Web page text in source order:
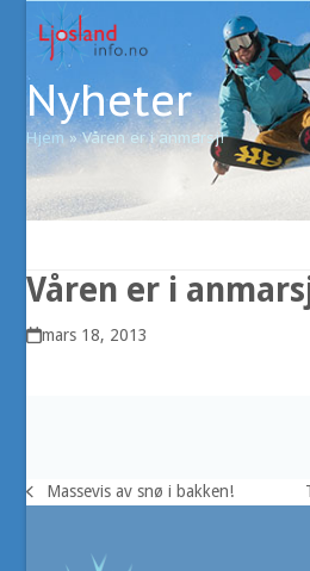
content
Open
mobile
menu
Close
mobile
menu
Nyheter
Hjem»Våren er i anmarsj!
Våren er i
mars 18, 2013
previous
Massevis av snø i bakken!